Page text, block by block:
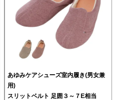
あゆみケアシューズ室内履き(男女兼
用)
スリットベルト 足囲３～７E相当